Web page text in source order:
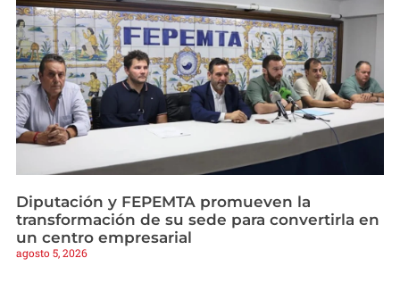
Diputación y FEPEMTA promueven la
transformación de su sede para convertirla en
un centro empresarial
agosto 5, 2026